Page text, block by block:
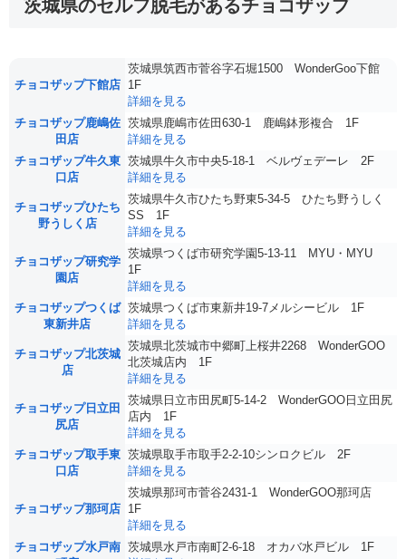
茨城県のセルフ脱毛があるチョコザップ
チョコザップ下館店
茨城県筑西市菅谷字石堀1500 WonderGoo下館
1F
詳細を見る
チョコザップ鹿嶋佐
田店
茨城県鹿嶋市佐田630-1 鹿嶋鉢形複合 1F
詳細を見る
チョコザップ牛久東
口店
茨城県牛久市中央5-18-1 ベルヴェデーレ 2F
詳細を見る
チョコザップひたち
野うしく店
茨城県牛久市ひたち野東5-34-5 ひたち野うしく
SS 1F
詳細を見る
チョコザップ研究学
園店
茨城県つくば市研究学園5-13-11 MYU・MYU
1F
詳細を見る
チョコザップつくば
東新井店
茨城県つくば市東新井19-7メルシービル 1F
詳細を見る
チョコザップ北茨城
店
茨城県北茨城市中郷町上桜井2268 WonderGOO
北茨城店内 1F
詳細を見る
チョコザップ日立田
尻店
茨城県日立市田尻町5-14-2 WonderGOO日立田尻
店内 1F
詳細を見る
チョコザップ取手東
口店
茨城県取手市取手2-2-10シンロクビル 2F
詳細を見る
チョコザップ那珂店
茨城県那珂市菅谷2431-1 WonderGOO那珂店
1F
詳細を見る
チョコザップ水戸南 茨城県水戸市南町2-6-18 オカバ水戸ビル 1F